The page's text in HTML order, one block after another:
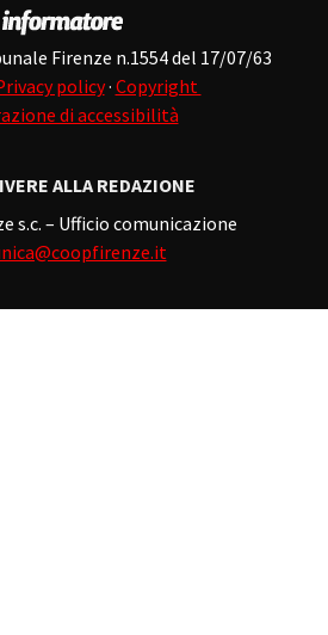
Firenze n.1554 del 17/07/63
policy· Copyright
di accessibilità
ALLA REDAZIONE
s.c. – Ufficio comunicazione